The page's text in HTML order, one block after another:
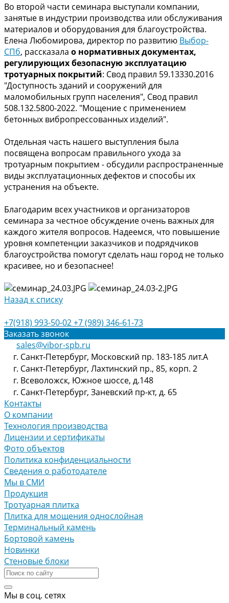
Во второй части семинара выступали компании,
занятые в индустрии производства или обслуживания
материалов и оборудования для благоустройства.
Елена Любомирова, директор по развитию Выбор-
СПб, рассказала о нормативных документах,
регулирующих безопасную эксплуатацию
тротуарных покрытий: Свод правил 59.13330.2016
"Доступность зданий и сооружений для
маломобильных групп населения", Свод правил
508.132.5800-2022. "Мощение с применением
бетонных вибропрессованных изделий".
Отдельная часть нашего выступления была
посвящена вопросам правильного ухода за
тротуарным покрытием - обсудили распространенные
виды эксплуатационных дефектов и способы их
устранения на объекте.
Благодарим всех участников и организаторов
семинара за честное обсуждение очень важных для
каждого жителя вопросов. Надеемся, что повышение
уровня компетенции заказчиков и подрядчиков
благоустройства помогут сделать наш город не только
красивее, но и безопаснее!
Назад к списку
+7(918) 993-50-02+7 (989) 346-61-73
Заказать звонок
sales@vibor-spb.ru
г. Санкт-Петербург, Московский пр. 183-185 лит.А
г. Санкт-Петербург, Лахтинский пр., 85, корп. 2
г. Всеволожск, Южное шоссе, д.148
г. Санкт-Петербург, Заневский пр-кт, д. 65
Контакты
О компании
Технология производства
Лицензии и сертификаты
Фото объектов
Политика конфиденциальности
Сведения о работодателе
Мы в СМИ
Продукция
Тротуарная плитка
Плитка для мощения однослойная
Терминальный камень
Бортовой камень
Новинки
Стеновые блоки
Мы в соц. сетях